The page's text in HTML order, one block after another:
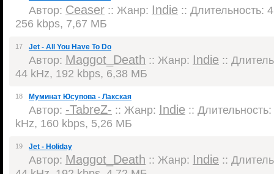
Автор: Ceaser :: Жанр: Indie :: Длительность:
256 kbps, 7,67 МБ
17 Jet - All You Have To Do
Автор: Maggot_Death :: Жанр: Indie ::
44 kHz, 192 kbps, 6,38 МБ
18 Муминат Юсупова - Лакская
Автор: -TabreZ- :: Жанр: Indie ::
kHz, 160 kbps, 5,26 МБ
19 Jet - Holiday
Автор: Maggot_Death :: Жанр: Indie ::